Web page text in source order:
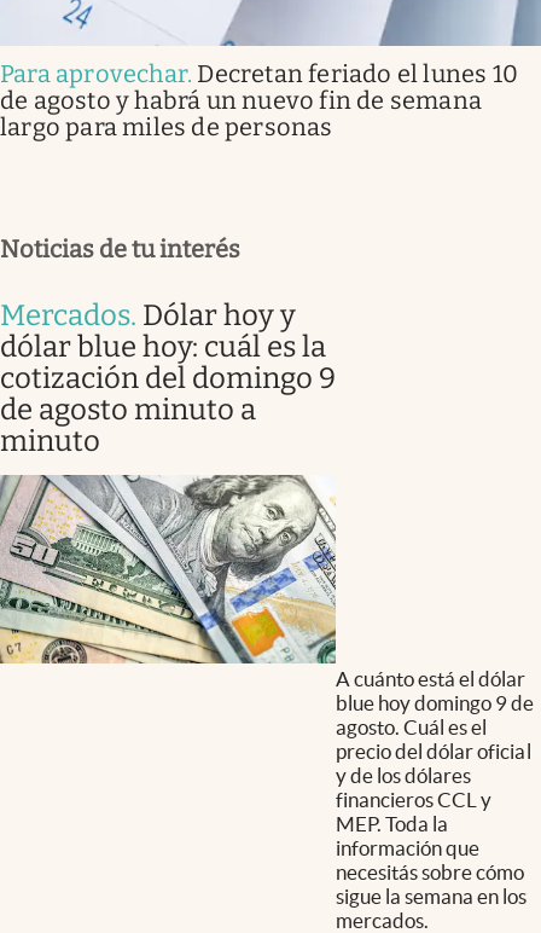
Para aprovechar. Decretan feriado el lunes 10
de agosto y habrá un nuevo fin de semana
largo para miles de personas
Noticias de tu interés
Mercados. Dólar hoy y
dólar blue hoy: cuál es la
cotización del domingo 9
de agosto minuto a
minuto
A cuánto está el dólar
blue hoy domingo 9 de
agosto. Cuál es el
precio del dólar oficial
y de los dólares
financieros CCL y
MEP. Toda la
información que
necesitás sobre cómo
sigue la semana en los
mercados.